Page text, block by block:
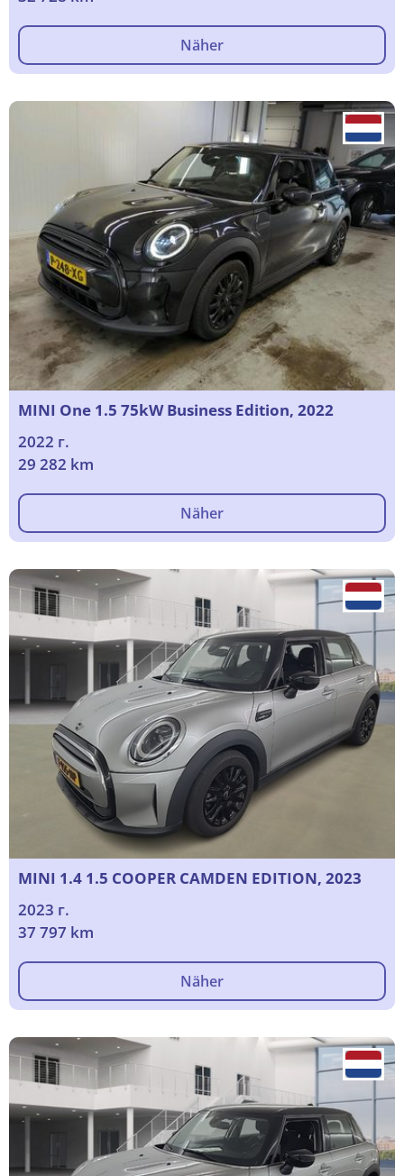
Näher
MINI One 1.5 75kW Business Edition, 2022
2022 г.
29 282 km
Näher
MINI 1.4 1.5 COOPER CAMDEN EDITION, 2023
2023 г.
37 797 km
Näher